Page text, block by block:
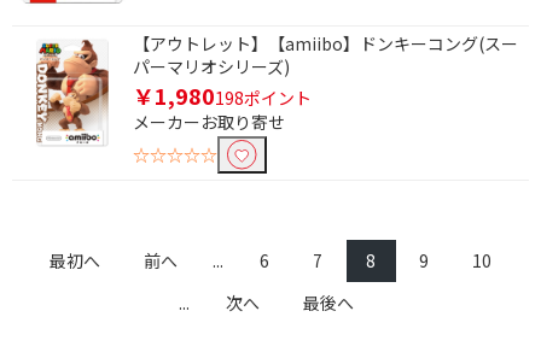
【アウトレット】【amiibo】ドンキーコング(スー
パーマリオシリーズ)
￥1,980198ポイント
メーカーお取り寄せ
☆☆☆☆☆
最初へ 前へ ... 6 7 8 9
10
...
次へ 最後へ